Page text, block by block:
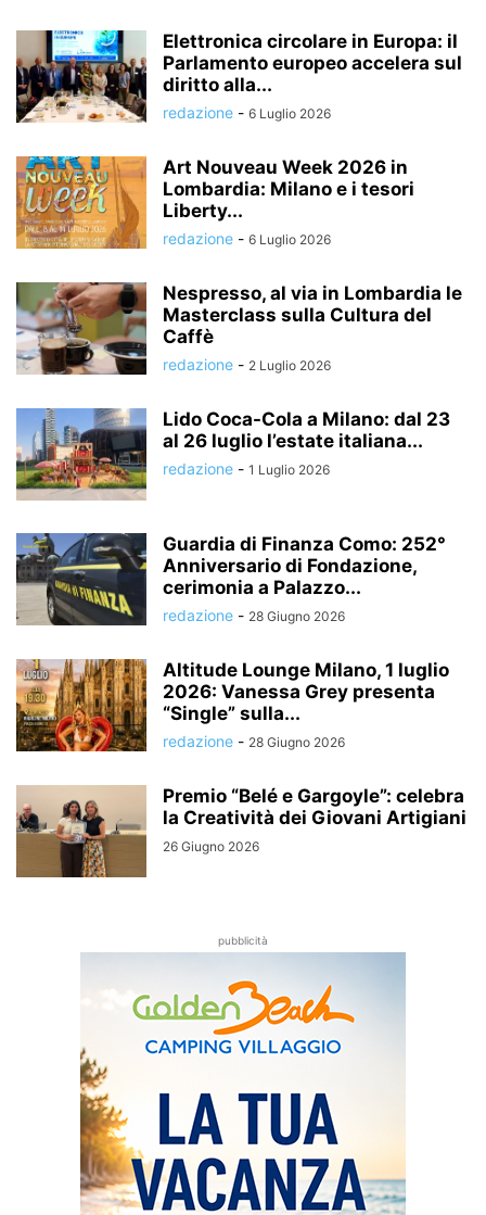
Elettronica circolare in Europa: il
Parlamento europeo accelera sul
diritto alla...
redazione - 6 Luglio 2026
Art Nouveau Week 2026 in
Lombardia: Milano e i tesori
Liberty...
redazione - 6 Luglio 2026
Nespresso, al via in Lombardia le
Masterclass sulla Cultura del
Caffè
redazione - 2 Luglio 2026
Lido Coca-Cola a Milano: dal 23
al 26 luglio l’estate italiana...
redazione - 1 Luglio 2026
Guardia di Finanza Como: 252°
Anniversario di Fondazione,
cerimonia a Palazzo...
redazione - 28 Giugno 2026
Altitude Lounge Milano, 1 luglio
2026: Vanessa Grey presenta
“Single” sulla...
redazione - 28 Giugno 2026
Premio “Belé e Gargoyle”: celebra
la Creatività dei Giovani Artigiani
26 Giugno 2026
pubblicità